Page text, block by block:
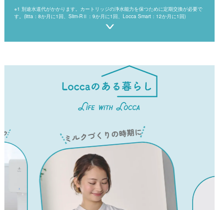
※1 別途水道代がかかります。カートリッジの浄水能力を保つために定期交換が必要で
す。(litta：8か月に1回、Slim-RⅡ：9か月に1回、Locca Smart：12か月に1回)
※2 当社を含む浄水型ウォーターサーバーを取扱う6社のうち水道水を注いで使用する
方式のウォーターサーバーで比較。（2026年4月現在）プレミアムウォーターを含む浄
ミルクづくりの時期に